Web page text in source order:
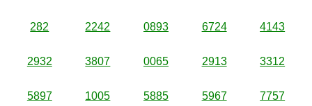
282 2242 0893 6724 4143
2932 3807 0065 2913 3312
5897 1005 5885 5967 7757